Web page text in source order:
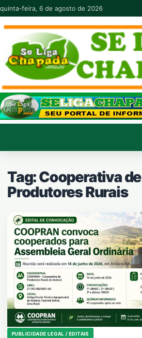
Pular para o conteúdo
quinta-feira, 6 de agosto de 2026
Tag:Cooperativa de
Produtores Rurais
PUBLICIDADE LEGAL / EDITAIS